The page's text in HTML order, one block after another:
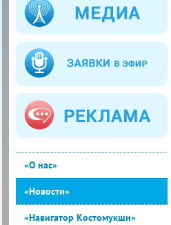
«О нас»
«Новости»
«Навигатор Костомукши»